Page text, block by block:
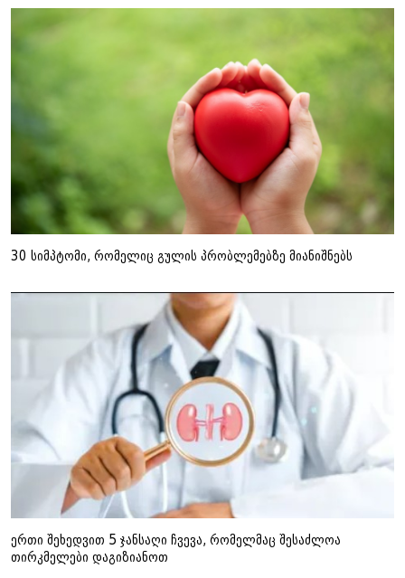
30 სიმპტომი, რომელიც გულის პრობლემებზე მიანიშნებს
ერთი შეხედვით 5 ჯანსაღი ჩვევა, რომელმაც შესაძლოა
თირკმელები დაგიზიანოთ